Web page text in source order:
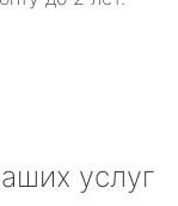
услуг